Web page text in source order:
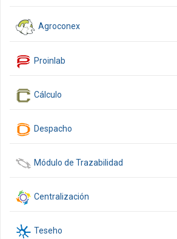
Agroconex
Proinlab
Cálculo
Despacho
Módulo de Trazabilidad
Centralización
Teseho